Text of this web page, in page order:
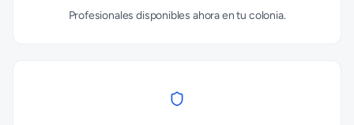
Profesionales disponibles ahora en tu colonia.